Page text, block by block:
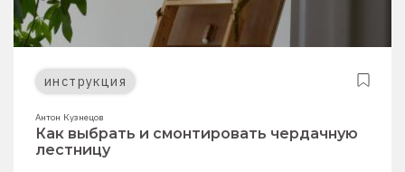
инструкция
Антон Кузнецов
Как выбрать и смонтировать чердачную
лестницу